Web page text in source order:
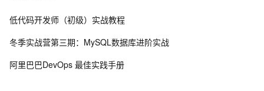
8 当 Kubernetes 遇到阿里云
CI
低代码开发师（初级）实战教程
冬季实战营第三期：MySQL数据库进阶实战
阿里巴巴DevOps 最佳实践手册